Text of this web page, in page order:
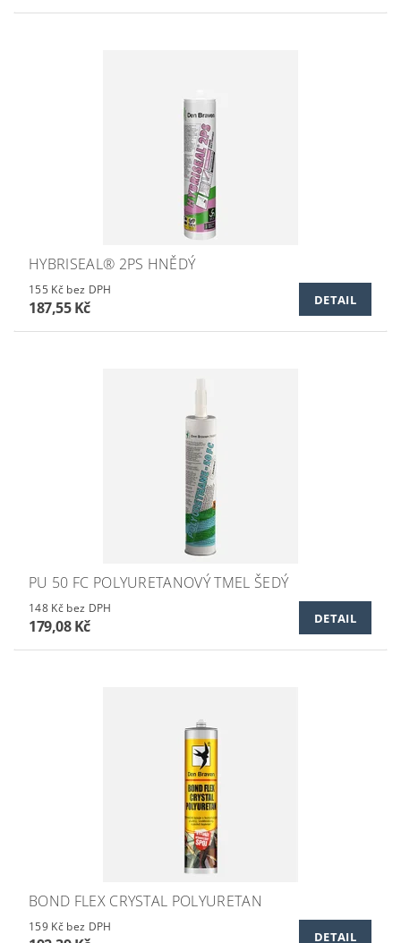
HYBRISEAL® 2PS HNĚDÝ
155 Kč bez DPH
187,55 Kč DETAIL
PU 50 FC POLYURETANOVÝ TMEL ŠEDÝ
148 Kč bez DPH
179,08 Kč DETAIL
BOND FLEX CRYSTAL POLYURETAN
159 Kč bez DPH
DETAIL